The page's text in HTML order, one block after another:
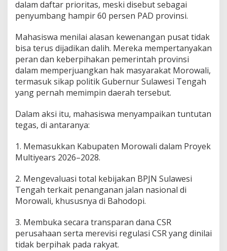
dalam daftar prioritas, meski disebut sebagai
penyumbang hampir 60 persen PAD provinsi.
Mahasiswa menilai alasan kewenangan pusat tidak
bisa terus dijadikan dalih. Mereka mempertanyakan
peran dan keberpihakan pemerintah provinsi
dalam memperjuangkan hak masyarakat Morowali,
termasuk sikap politik Gubernur Sulawesi Tengah
yang pernah memimpin daerah tersebut.
Dalam aksi itu, mahasiswa menyampaikan tuntutan
tegas, di antaranya:
1. Memasukkan Kabupaten Morowali dalam Proyek
Multiyears 2026–2028.
2. Mengevaluasi total kebijakan BPJN Sulawesi
Tengah terkait penanganan jalan nasional di
Morowali, khususnya di Bahodopi.
3. Membuka secara transparan dana CSR
perusahaan serta merevisi regulasi CSR yang dinilai
tidak berpihak pada rakyat.